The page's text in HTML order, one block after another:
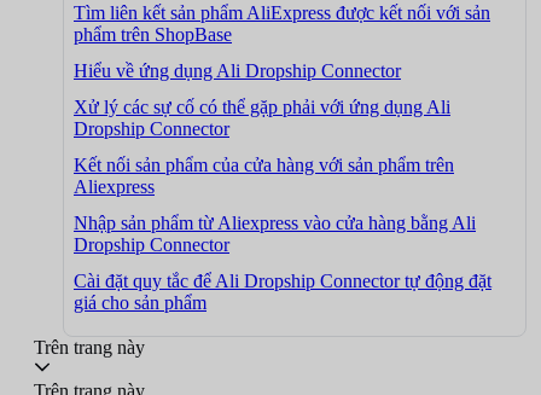
Tìm liên kết sản phẩm AliExpress được kết nối với sản
phẩm trên ShopBase
Hiểu về ứng dụng Ali Dropship Connector
Xử lý các sự cố có thể gặp phải với ứng dụng Ali
Dropship Connector
Kết nối sản phẩm của cửa hàng với sản phẩm trên
Aliexpress
Nhập sản phẩm từ Aliexpress vào cửa hàng bằng Ali
Dropship Connector
Cài đặt quy tắc để Ali Dropship Connector tự động đặt
giá cho sản phẩm
Trên trang này
Trên trang này